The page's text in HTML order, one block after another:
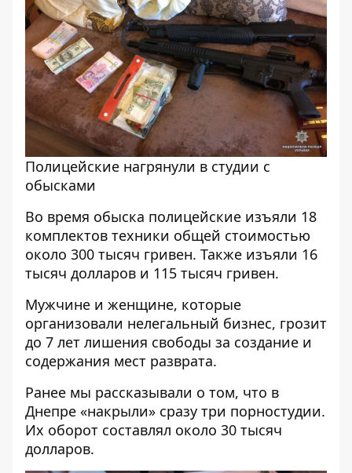
Полицейские нагрянули в студии с
обысками
Во время обыска полицейские изъяли 18
комплектов техники общей стоимостью
около 300 тысяч гривен. Также изъяли 16
тысяч долларов и 115 тысяч гривен.
Мужчине и женщине, которые
организовали нелегальный бизнес, грозит
до 7 лет лишения свободы за создание и
содержания мест разврата.
Ранее мы рассказывали о том, что в
Днепре «накрыли» сразу три порностудии.
Их оборот составлял около 30 тысяч
долларов.